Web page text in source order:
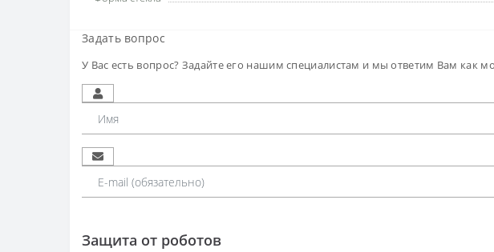
Задать вопрос
У Вас есть вопрос? Задайте его нашим специалистам и мы ответим Вам как
Защита от роботов